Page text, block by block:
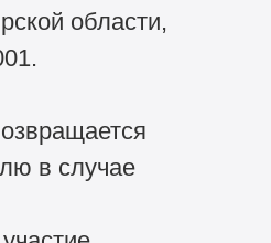
области,
в случае